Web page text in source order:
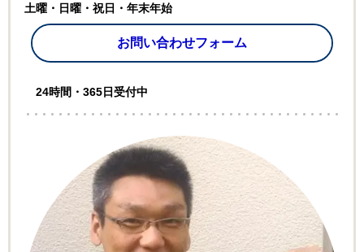
土曜・日曜・祝日・年末年始
お問い合わせフォーム
24時間・365日受付中